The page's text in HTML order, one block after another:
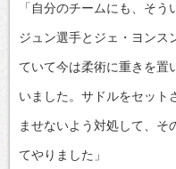
「自分のチームにも、そ
ジュン選手とジェ・ヨンス
ていて今は柔術に重きを置
いました。サドルをセット
ませないよう対処して、そ
てやりました」